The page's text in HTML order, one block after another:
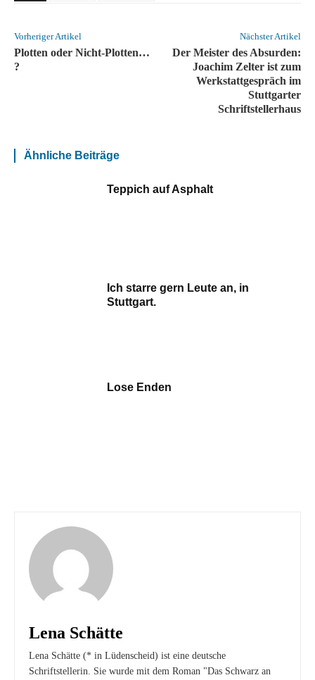
Vorheriger Artikel
Plotten oder Nicht-Plotten…
?
Nächster Artikel
Der Meister des Absurden:
Joachim Zelter ist zum
Werkstattgespräch im
Stuttgarter
Schriftstellerhaus
Ähnliche Beiträge
Teppich auf Asphalt
Ich starre gern Leute an, in
Stuttgart.
Lose Enden
Lena Schätte
Lena Schätte (* in Lüdenscheid) ist eine deutsche
Schriftstellerin. Sie wurde mit dem Roman "Das Schwarz an